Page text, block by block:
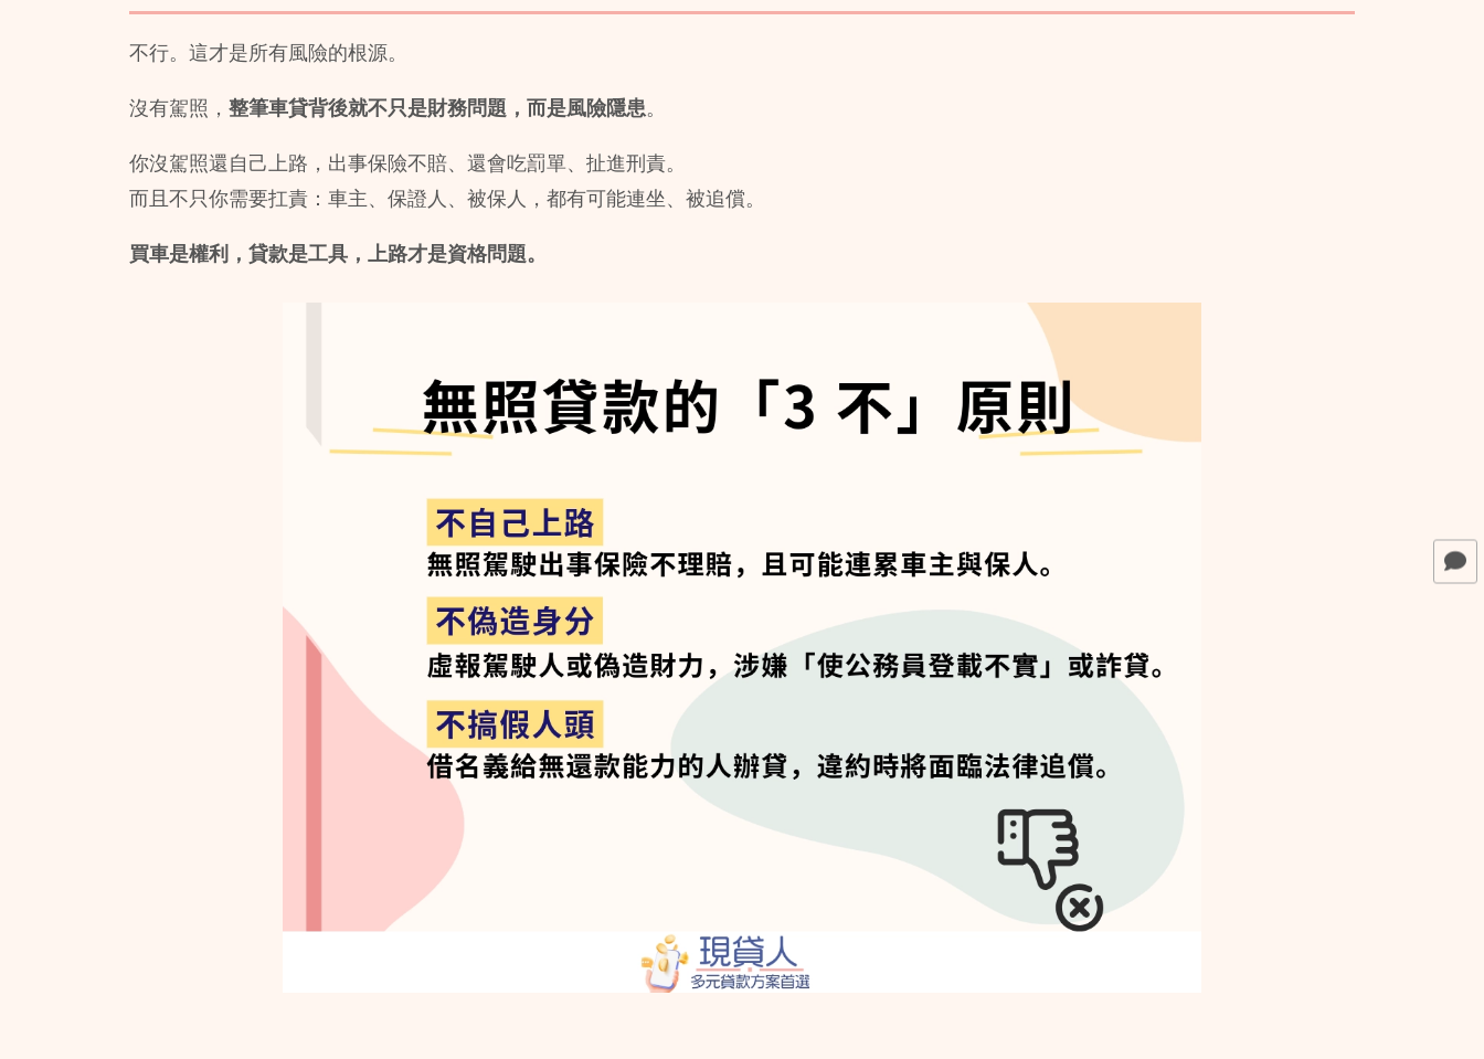
不行。這才是所有風險的根源。
沒有駕照， 整筆車貸背後就不只是財務問題，而是風險隱患。
你沒駕照還自己上路，出事保險不賠、還會吃罰單、扯進刑責。
而且不只你需要扛責：車主、保證人、被保人，都有可能連坐、被追償。
買車是權利，貸款是工具，上路才是資格問題。